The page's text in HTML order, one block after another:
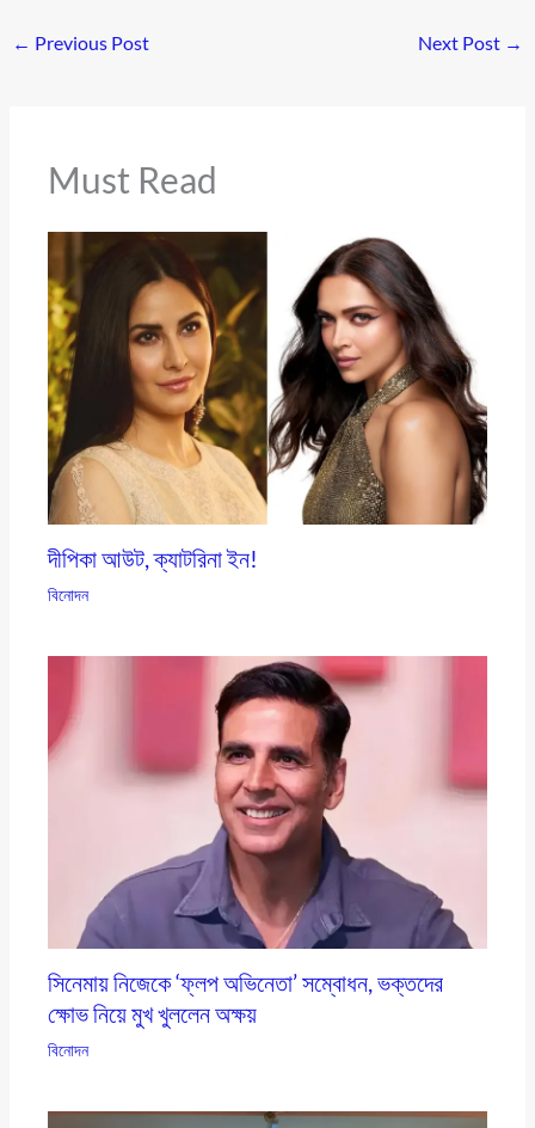
← Previous Post Next Post →
Must Read
দীপিকা আউট, ক্যাটরিনা ইন!
বিনোদন
সিনেমায় নিজেকে ‘ফ্লপ অভিনেতা’ সম্বোধন, ভক্তদের
ক্ষোভ নিয়ে মুখ খুললেন অক্ষয়
বিনোদন